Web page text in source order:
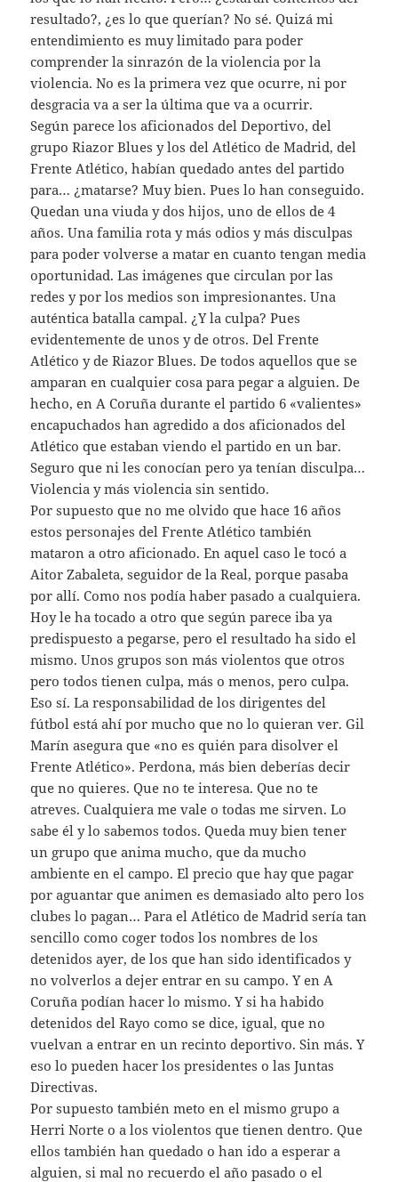
resultado?, ¿es lo que querían? No sé. Quizá mi
entendimiento es muy limitado para poder
comprender la sinrazón de la violencia por la
violencia. No es la primera vez que ocurre, ni por
desgracia va a ser la última que va a ocurrir.
Según parece los aficionados del Deportivo, del
grupo Riazor Blues y los del Atlético de Madrid, del
Frente Atlético, habían quedado antes del partido
para… ¿matarse? Muy bien. Pues lo han conseguido.
Quedan una viuda y dos hijos, uno de ellos de 4
años. Una familia rota y más odios y más disculpas
para poder volverse a matar en cuanto tengan media
oportunidad. Las imágenes que circulan por las
redes y por los medios son impresionantes. Una
auténtica batalla campal. ¿Y la culpa? Pues
evidentemente de unos y de otros. Del Frente
Atlético y de Riazor Blues. De todos aquellos que se
amparan en cualquier cosa para pegar a alguien. De
hecho, en A Coruña durante el partido 6 «valientes»
encapuchados han agredido a dos aficionados del
Atlético que estaban viendo el partido en un bar.
Seguro que ni les conocían pero ya tenían disculpa…
Violencia y más violencia sin sentido.
Por supuesto que no me olvido que hace 16 años
estos personajes del Frente Atlético también
mataron a otro aficionado. En aquel caso le tocó a
Aitor Zabaleta, seguidor de la Real, porque pasaba
por allí. Como nos podía haber pasado a cualquiera.
Hoy le ha tocado a otro que según parece iba ya
predispuesto a pegarse, pero el resultado ha sido el
mismo. Unos grupos son más violentos que otros
pero todos tienen culpa, más o menos, pero culpa.
Eso sí. La responsabilidad de los dirigentes del
fútbol está ahí por mucho que no lo quieran ver. Gil
Marín asegura que «no es quién para disolver el
Frente Atlético». Perdona, más bien deberías decir
que no quieres. Que no te interesa. Que no te
atreves. Cualquiera me vale o todas me sirven. Lo
sabe él y lo sabemos todos. Queda muy bien tener
un grupo que anima mucho, que da mucho
ambiente en el campo. El precio que hay que pagar
por aguantar que animen es demasiado alto pero los
clubes lo pagan… Para el Atlético de Madrid sería tan
sencillo como coger todos los nombres de los
detenidos ayer, de los que han sido identificados y
no volverlos a dejer entrar en su campo. Y en A
Coruña podían hacer lo mismo. Y si ha habido
detenidos del Rayo como se dice, igual, que no
vuelvan a entrar en un recinto deportivo. Sin más. Y
eso lo pueden hacer los presidentes o las Juntas
Directivas.
Por supuesto también meto en el mismo grupo a
Herri Norte o a los violentos que tienen dentro. Que
ellos también han quedado o han ido a esperar a
alguien, si mal no recuerdo el año pasado o el